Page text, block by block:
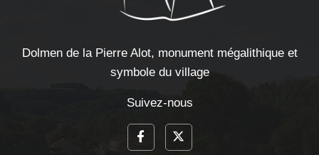
Dolmen de la Pierre Alot, monument mégalithique et
symbole du village
Suivez-nous